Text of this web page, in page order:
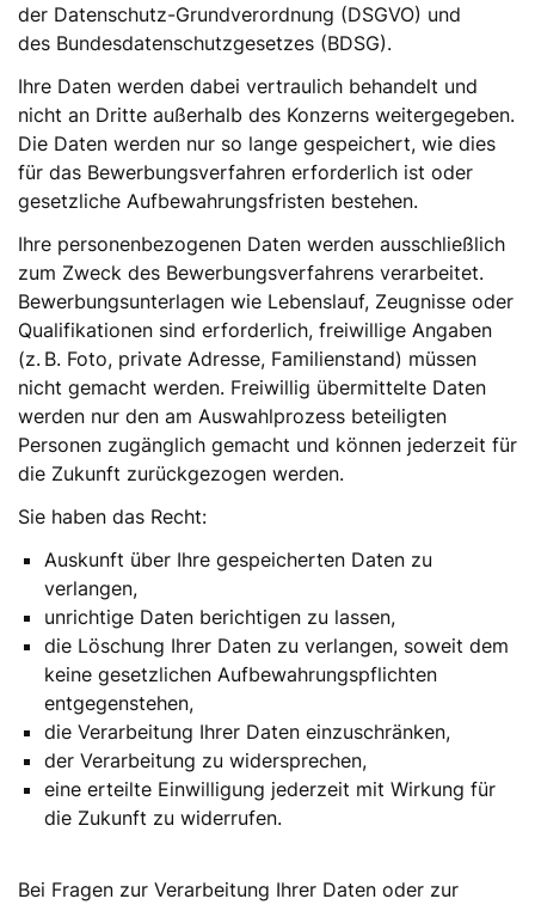
der Datenschutz-Grundverordnung (DSGVO) und
des Bundesdatenschutzgesetzes (BDSG).
Ihre Daten werden dabei vertraulich behandelt und
nicht an Dritte außerhalb des Konzerns weitergegeben.
Die Daten werden nur so lange gespeichert, wie dies
für das Bewerbungsverfahren erforderlich ist oder
gesetzliche Aufbewahrungsfristen bestehen.
Ihre personenbezogenen Daten werden ausschließlich
zum Zweck des Bewerbungsverfahrens verarbeitet.
Bewerbungsunterlagen wie Lebenslauf, Zeugnisse oder
Qualifikationen sind erforderlich, freiwillige Angaben
(z. B. Foto, private Adresse, Familienstand) müssen
nicht gemacht werden. Freiwillig übermittelte Daten
werden nur den am Auswahlprozess beteiligten
Personen zugänglich gemacht und können jederzeit für
die Zukunft zurückgezogen werden.
Sie haben das Recht:
Auskunft über Ihre gespeicherten Daten zu
verlangen,
unrichtige Daten berichtigen zu lassen,
die Löschung Ihrer Daten zu verlangen, soweit dem
keine gesetzlichen Aufbewahrungspflichten
entgegenstehen,
die Verarbeitung Ihrer Daten einzuschränken,
der Verarbeitung zu widersprechen,
eine erteilte Einwilligung jederzeit mit Wirkung für
die Zukunft zu widerrufen.
Bei Fragen zur Verarbeitung Ihrer Daten oder zur